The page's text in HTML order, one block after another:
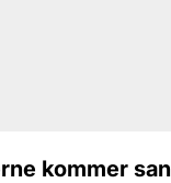
kommer